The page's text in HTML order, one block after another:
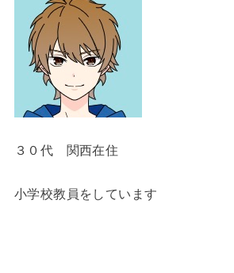
３０代 関西在住
小学校教員をしています